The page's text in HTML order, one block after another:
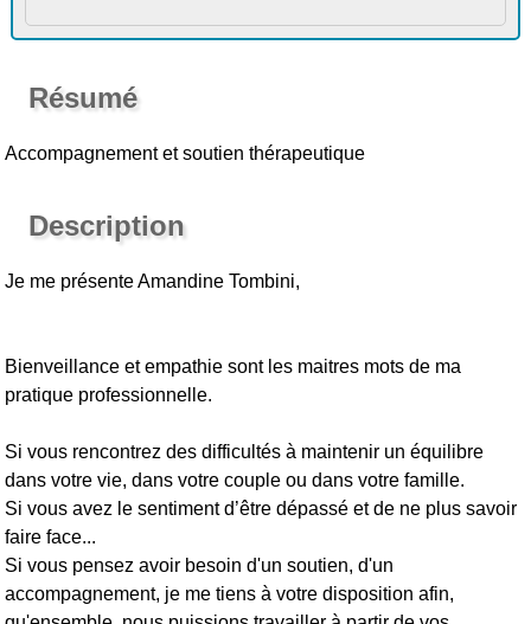
Résumé
Accompagnement et soutien thérapeutique
Description
Je me présente Amandine Tombini,
Bienveillance et empathie sont les maitres mots de ma
pratique professionnelle.
Si vous rencontrez des difficultés à maintenir un équilibre
dans votre vie, dans votre couple ou dans votre famille.
Si vous avez le sentiment d’être dépassé et de ne plus savoir
faire face...
Si vous pensez avoir besoin d'un soutien, d'un
accompagnement, je me tiens à votre disposition afin,